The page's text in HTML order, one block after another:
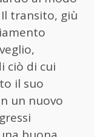
transito, giù
ciò di cui
il suo
un nuovo